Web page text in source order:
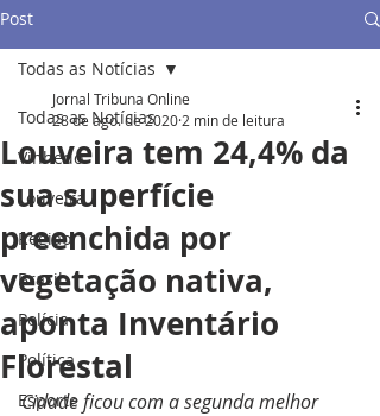
Post
Todas as Notícias
Vinhedo
Louveira
Região
Brasil
Polícia
Política
Esporte
Todas as Notícias
Louveira tem 24,4% da
sua superfície
preenchida por
vegetação nativa,
aponta Inventário
Florestal
Jornal Tribuna Online
28 de ago. de 2020 2 min de leitura
Cidade ficou com a segunda melhor